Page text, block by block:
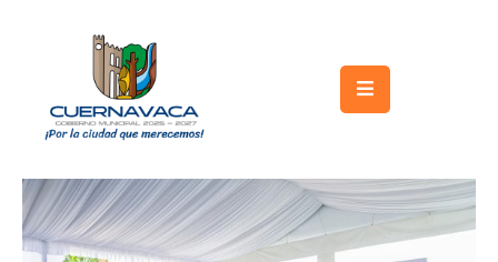
Gobierno
Turismo
Trámites